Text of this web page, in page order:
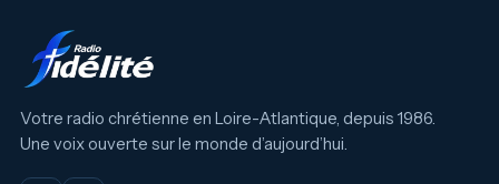
Votre radio chrétienne en Loire-Atlantique, depuis 1986.
Une voix ouverte sur le monde d’aujourd’hui.